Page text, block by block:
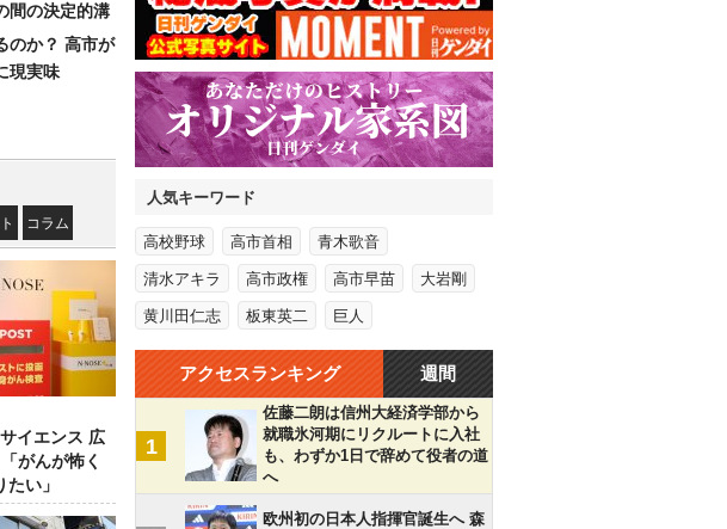
間の決定的溝
のか？ 高市が
現実味
コラム
イエンス 広
がんが怖く
い」
人気キーワード
高校野球 高市首相 青木歌音
清水アキラ 高市政権 高市早苗 大岩剛
黄川田仁志 板東英二 巨人
アクセスランキング 週間
1
佐藤二朗は信州大経済学部から
就職氷河期にリクルートに入社
も、わずか1日で辞めて役者の道
へ
欧州初の日本人指揮官誕生へ 森